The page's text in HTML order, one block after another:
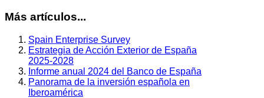
Más artículos...
Spain Enterprise Survey
Estrategia de Acción Exterior de España
2025-2028
Informe anual 2024 del Banco de España
Panorama de la inversión española en
Iberoamérica